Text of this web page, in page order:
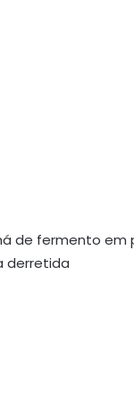
de fermento em
derretida